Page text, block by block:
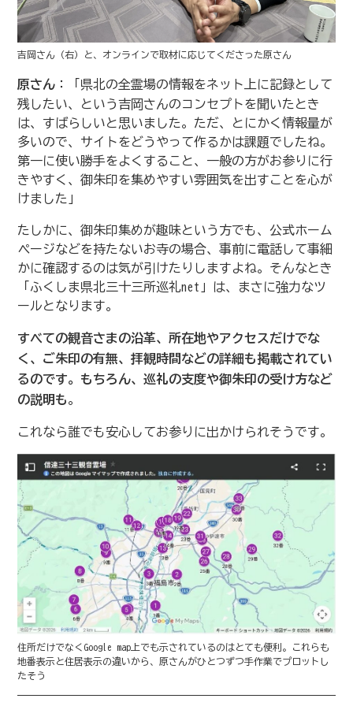
吉岡さん（右）と、オンラインで取材に応じてくださった原さん
原さん ：「県北の全霊場の情報をネット上に記録として
残したい、という吉岡さんのコンセプトを聞いたとき
は、すばらしいと思いました。ただ、とにかく情報量が
多いので、サイトをどうやって作るかは課題でしたね。
第一に使い勝手をよくすること、一般の方がお参りに行
きやすく、御朱印を集めやすい雰囲気を出すことを心が
けました」
たしかに、御朱印集めが趣味という方でも、公式ホーム
ページなどを持たないお寺の場合、事前に電話して事細
かに確認するのは気が引けたりしますよね。そんなとき
「ふくしま県北三十三所巡礼net」は、まさに強力なツ
ールとなります。
すべての観音さまの沿革、所在地やアクセスだけでな
く、ご朱印の有無、拝観時間などの詳細も掲載されてい
るのです。もちろん、巡礼の支度や御朱印の受け方など
の説明も。
これなら誰でも安心してお参りに出かけられそうです。
住所だけでなくGoogle map上でも示されているのはとても便利。これらも
地番表示と住居表示の違いから、原さんがひとつずつ手作業でプロットし
たそう